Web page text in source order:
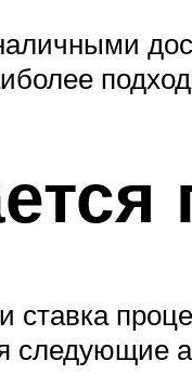
ставка
следующие